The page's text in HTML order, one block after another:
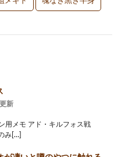
新
用メモ アド・キルフォス戦
み[…]